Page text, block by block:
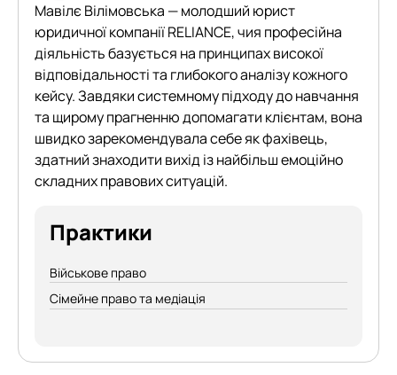
Мавілє Вілімовська — молодший юрист
юридичної компанії RELIANCE, чия професійна
діяльність базується на принципах високої
відповідальності та глибокого аналізу кожного
кейсу. Завдяки системному підходу до навчання
та щирому прагненню допомагати клієнтам, вона
швидко зарекомендувала себе як фахівець,
здатний знаходити вихід із найбільш емоційно
складних правових ситуацій.
Практики
Військове право
Сімейне право та медіація